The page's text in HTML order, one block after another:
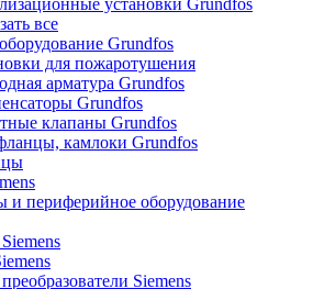
установки Grundfos
все
Grundfos
для пожаротушения
арматура Grundfos
Grundfos
клапаны Grundfos
камлоки Grundfos
и периферийное оборудование
Siemens